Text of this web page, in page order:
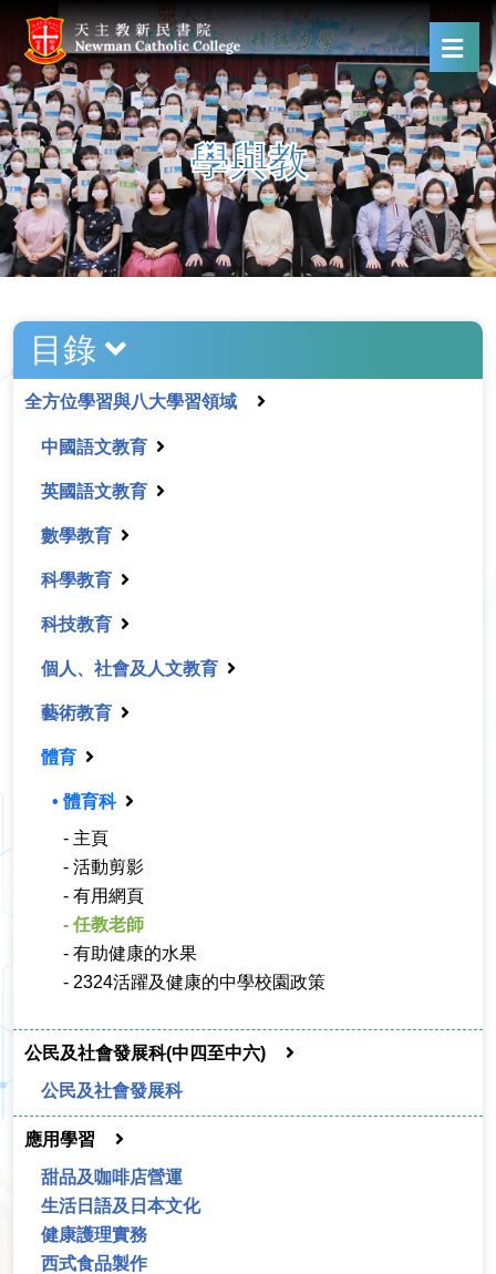
學與教
目錄
全方位學習與八大學習領域
中國語文教育
英國語文教育
數學教育
科學教育
科技教育
個人、社會及人文教育
藝術教育
體育
• 體育科
- 主頁
- 活動剪影
- 有用網頁
- 任教老師
- 有助健康的水果
- 2324活躍及健康的中學校園政策
公民及社會發展科(中四至中六)
公民及社會發展科
應用學習
甜品及咖啡店營運
生活日語及日本文化
健康護理實務
西式食品製作